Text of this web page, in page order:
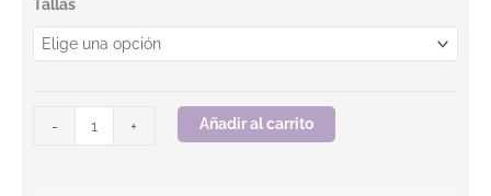
Tallas
- + Añadir al carrito